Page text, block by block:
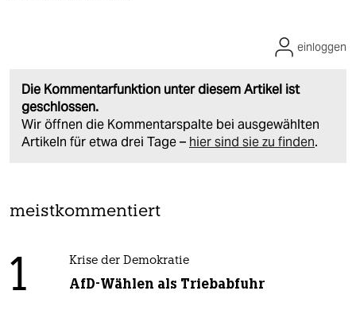
Die Kommentarfunktion unter diesem Artikel ist
geschlossen.
Wir öffnen die Kommentarspalte bei ausgewählten
Artikeln für etwa drei Tage – hier sind sie zu finden.
einloggen
meistkommentiert
1 Krise der Demokratie
AfD-Wählen als Triebabfuhr